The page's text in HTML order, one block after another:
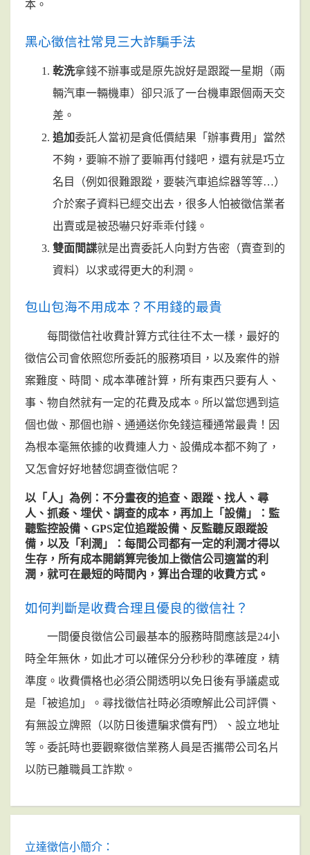
本。
黑心徵信社常見三大詐騙手法
乾洗拿錢不辦事或是原先說好是跟蹤一星期（兩
輛汽車一輛機車）卻只派了一台機車跟個兩天交
差。
追加委託人當初是貪低價結果「辦事費用」當然
不夠，要嘛不辦了要嘛再付錢吧，還有就是巧立
名目（例如很難跟蹤，要裝汽車追綜器等等…）
介於案子資料已經交出去，很多人怕被徵信業者
出賣或是被恐嚇只好乖乖付錢。
雙面間諜就是出賣委託人向對方告密（賣查到的
資料）以求或得更大的利潤。
包山包海不用成本？不用錢的最貴
每間徵信社收費計算方式往往不太一樣，最好的
徵信公司會依照您所委託的服務項目，以及案件的辦
案難度、時間、成本準確計算，所有東西只要有人、
事、物自然就有一定的花費及成本。所以當您遇到這
個也做、那個也辦、通通送你免錢這種通常最貴！因
為根本毫無依據的收費連人力、設備成本都不夠了，
又怎會好好地替您調查徵信呢？
以「人」為例：不分晝夜的追查、跟蹤、找人、尋
人、抓姦、埋伏、調查的成本，再加上「設備」：監
聽監控設備、GPS定位追蹤設備、反監聽反跟蹤設
備，以及「利潤」：每間公司都有一定的利潤才得以
生存，所有成本開銷算完後加上徵信公司適當的利
潤，就可在最短的時間內，算出合理的收費方式。
如何判斷是收費合理且優良的徵信社？
一間優良徵信公司最基本的服務時間應該是24小
時全年無休，如此才可以確保分分秒秒的準確度，精
準度。收費價格也必須公開透明以免日後有爭議處或
是「被追加」。尋找徵信社時必須暸解此公司評價、
有無設立牌照（以防日後遭騙求償有門）、設立地址
等。委託時也要觀察徵信業務人員是否攜帶公司名片
以防已離職員工詐欺。
立達徵信小簡介：